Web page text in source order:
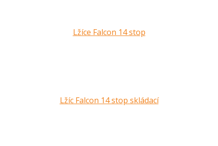
Lžíce Falcon 14 stop
Lžíc Falcon 14 stop skládací